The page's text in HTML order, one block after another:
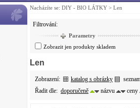
Nacházíte se: DIY - BIO LÁTKY > Len
Filtrování:
Parametry
Zobrazit jen produkty skladem
Len
Zobrazení: katalog s obrázky
Řadit dle: doporučeně názvu ceny